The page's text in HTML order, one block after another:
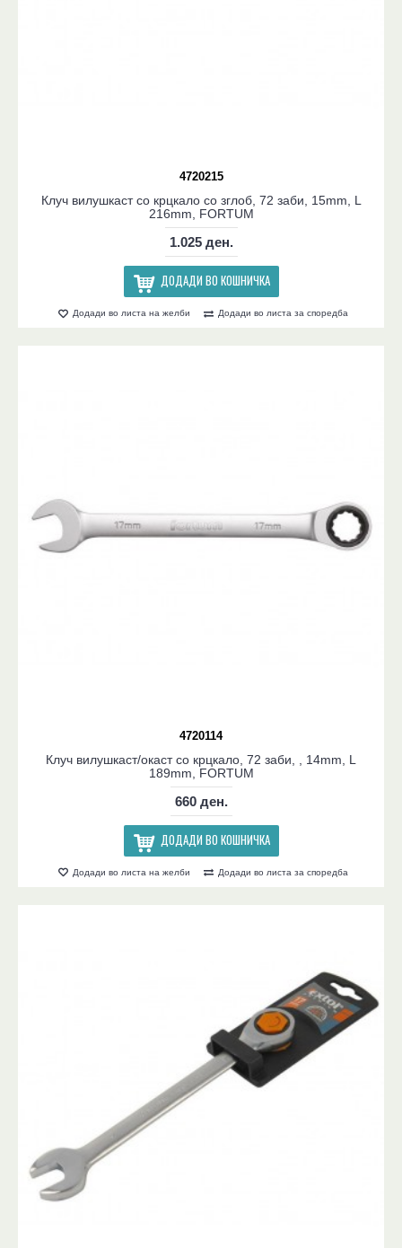
4720215
Клуч вилушкаст со крцкало со зглоб, 72 заби, 15mm, L
216mm, FORTUM
1.025 ден.
ДОДАДИ ВО КОШНИЧКА
Додади во листа на желби Додади во листа за споредба
4720114
Клуч вилушкаст/окаст со крцкало, 72 заби, , 14mm, L
189mm, FORTUM
660 ден.
ДОДАДИ ВО КОШНИЧКА
Додади во листа на желби Додади во листа за споредба